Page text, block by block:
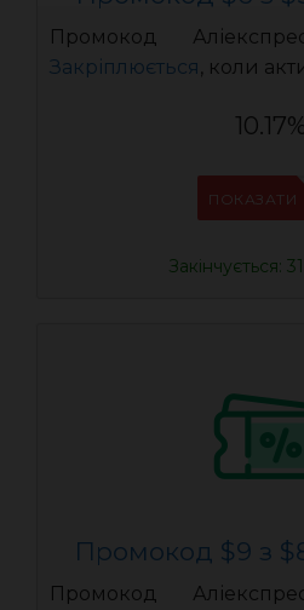
Промокод
Закріплюється, коли
ПОКАЗАТИ
Закінчується:
Промокод $9 з
Промокод